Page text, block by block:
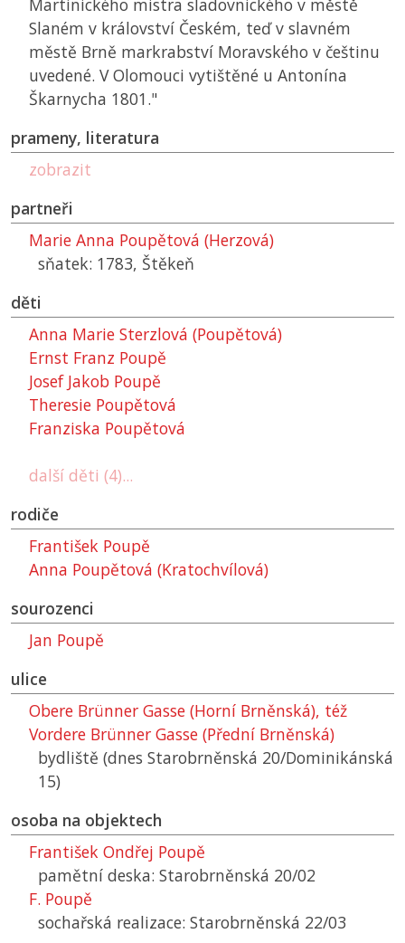
Martinického mistra sladovnického v městě
Slaném v království Českém, teď v slavném
městě Brně markrabství Moravského v češtinu
uvedené. V Olomouci vytištěné u Antonína
Škarnycha 1801."
prameny, literatura
zobrazit
partneři
Marie Anna Poupětová (Herzová)
sňatek: 1783, Štěkeň
děti
Anna Marie Sterzlová (Poupětová)
Ernst Franz Poupě
Josef Jakob Poupě
Theresie Poupětová
Franziska Poupětová
další děti (4)...
rodiče
František Poupě
Anna Poupětová (Kratochvílová)
sourozenci
Jan Poupě
ulice
Obere Brünner Gasse (Horní Brněnská), též
Vordere Brünner Gasse (Přední Brněnská)
bydliště (dnes Starobrněnská 20/Dominikánská
15)
osoba na objektech
František Ondřej Poupě
pamětní deska: Starobrněnská 20/02
F. Poupě
sochařská realizace: Starobrněnská 22/03